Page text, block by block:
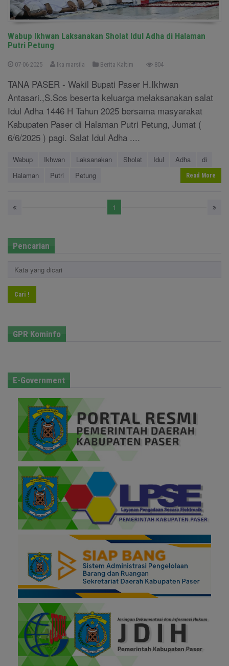
Wabup Ikhwan Laksanakan Sholat Idul Adha di Halaman
Putri Petung
07-06-2025 Ika marsila Berita Kaltim 804
TANA PASER - Wakil Bupati Paser H.Ikhwan
Antasari.,S.Sos beserta keluarga melaksanakan salat
Idul Adha 1446 H Tahun 2025 bersama masyarakat
Kabupaten Paser di Halaman Putri Petung, Jumat (
6/6/2025 ) pagi. Salat Idul Adha ....
Wabup Ikhwan Laksanakan Sholat Idul Adha
di
Halaman
Putri Petung Read More
1
Pencarian
Cari !
GPR Kominfo
E-Government